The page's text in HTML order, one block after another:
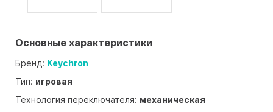
Основные характеристики
Бренд: Keychron
Тип: игровая
Технология переключателя: механическая